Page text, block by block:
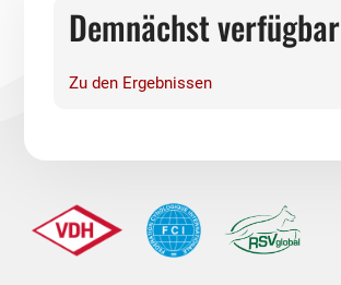
Demnächst verfügbar
Zu den Ergebnissen